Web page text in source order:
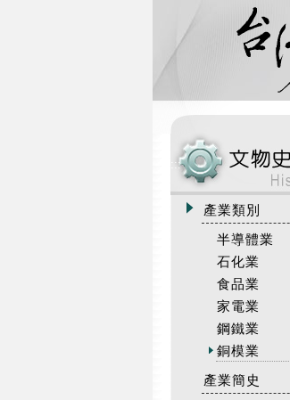
:::
產業類別
半導體業
石化業
食品業
家電業
鋼鐵業
銅模業
產業簡史